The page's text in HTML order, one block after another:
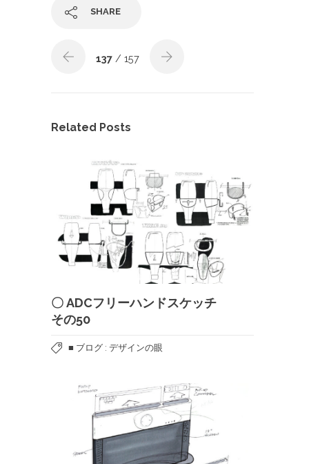
SHARE
137 / 157
Related Posts
〇 ADCフリーハンドスケッチ
その50
■ ブログ : デザインの眼